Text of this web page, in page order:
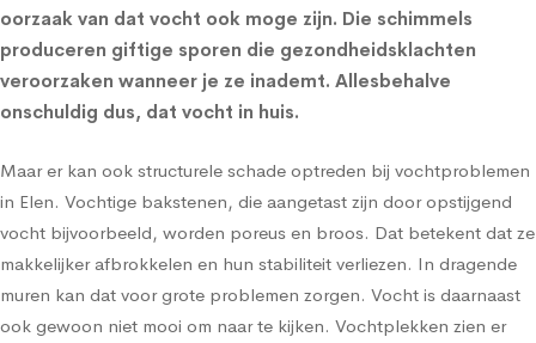
oorzaak van dat vocht ook moge zijn. Die schimmels
produceren giftige sporen die gezondheidsklachten
veroorzaken wanneer je ze inademt. Allesbehalve
onschuldig dus, dat vocht in huis.
Maar er kan ook structurele schade optreden bij vochtproblemen
in Elen. Vochtige bakstenen, die aangetast zijn door opstijgend
vocht bijvoorbeeld, worden poreus en broos. Dat betekent dat ze
makkelijker afbrokkelen en hun stabiliteit verliezen. In dragende
muren kan dat voor grote problemen zorgen. Vocht is daarnaast
ook gewoon niet mooi om naar te kijken. Vochtplekken zien er